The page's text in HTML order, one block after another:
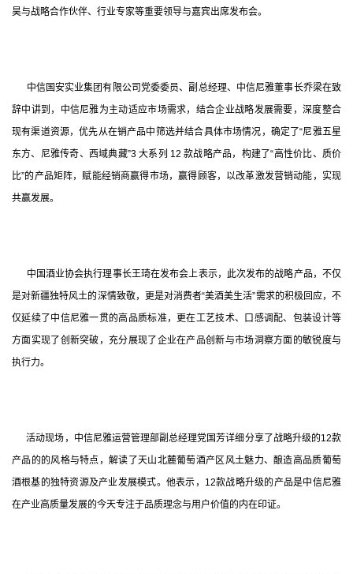
昊与战略合作伙伴、行业专家等重要领导与嘉宾出席发布会。
中信国安实业集团有限公司党委委员、副总经理、中信尼雅董事长乔梁在致
辞中讲到，中信尼雅为主动适应市场需求，结合企业战略发展需要，深度整合
现有渠道资源，优先从在销产品中筛选并结合具体市场情况，确定了“尼雅五星
东方、尼雅传奇、西域典藏”3 大系列 12 款战略产品，构建了“高性价比、质价
比”的产品矩阵，赋能经销商赢得市场，赢得顾客，以改革激发营销动能，实现
共赢发展。
中国酒业协会执行理事长王琦在发布会上表示，此次发布的战略产品，不仅
是对新疆独特风土的深情致敬，更是对消费者“美酒美生活”需求的积极回应，不
仅延续了中信尼雅一贯的高品质标准，更在工艺技术、口感调配、包装设计等
方面实现了创新突破，充分展现了企业在产品创新与市场洞察方面的敏锐度与
执行力。
活动现场，中信尼雅运营管理部副总经理党国芳详细分享了战略升级的12款
产品的的风格与特点，解读了天山北麓葡萄酒产区风土魅力、酿造高品质葡萄
酒根基的独特资源及产业发展模式。他表示，12款战略升级的产品是中信尼雅
在产业高质量发展的今天专注于品质理念与用户价值的内在印证。